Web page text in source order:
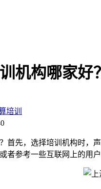
机构哪家好？
培训
首先，选择培训机构时，
者参考一些互联网上的用